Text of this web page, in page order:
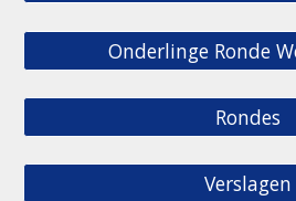
Onderlinge Ronde
Rondes
Verslagen